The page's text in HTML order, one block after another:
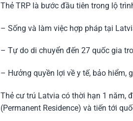
Thẻ TRP là bước đầu tiên trong lộ
– Sống và làm việc hợp pháp tại
– Tự do di chuyển đến 27 quốc gia
– Hưởng quyền lợi về y tế, bảo
Thẻ cư trú Latvia có thời hạn 1 năm,
(Permanent Residence) và tiến tới